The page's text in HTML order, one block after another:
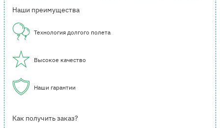
Наши преимущества
Технология долгого полета
Высокое качество
Наши гарантии
Как получить заказ?